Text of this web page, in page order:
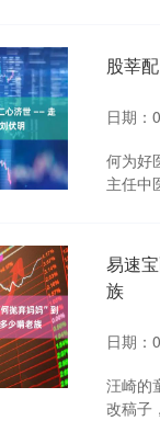
股莘
日期：
何为好
主任中
易速
族
日期：
汪崎的
改稿子